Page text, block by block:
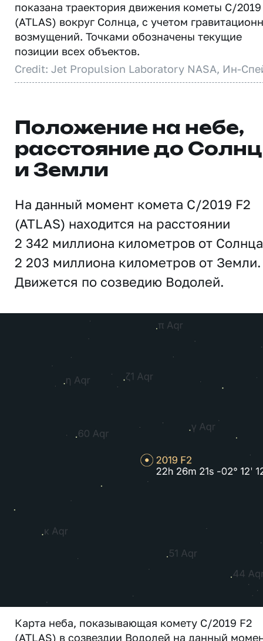
показана траектория движения кометы C/2019
(ATLAS) вокруг Солнца, с учетом
возмущений. Точками обозначены текущие
позиции всех объектов.
Credit: Jet Propulsion Laboratory NASA, Ин-
Положение на небе,
расстояние до
и Земли
На данный момент комета C/2019 F2
(ATLAS) находится на расстоянии
2 342 миллиона километров от
2 203 миллиона километров от Земли.
Движется по созведию Водолей.
Карта неба, показывающая комету C/2019 F2
(ATLAS) в созвездии Водолей на данный